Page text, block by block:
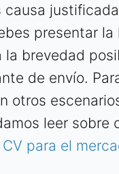
causa
presentar
la brevedad
de envío.
otros
leer sobre
para el